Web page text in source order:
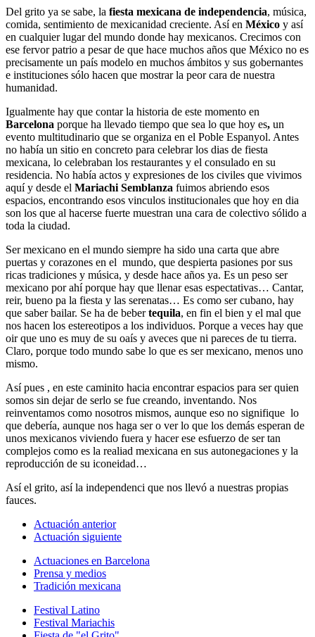
Del grito ya se sabe, la fiesta mexicana de independencia, música,
comida, sentimiento de mexicanidad creciente. Así en México y así
en cualquier lugar del mundo donde hay mexicanos. Crecimos con
ese fervor patrio a pesar de que hace muchos años que México no es
precisamente un país modelo en muchos ámbitos y sus gobernantes
e instituciones sólo hacen que mostrar la peor cara de nuestra
humanidad.
Igualmente hay que contar la historia de este momento en
Barcelona porque ha llevado tiempo que sea lo que hoy es, un
evento multitudinario que se organiza en el Poble Espanyol. Antes
no había un sitio en concreto para celebrar los dias de fiesta
mexicana, lo celebraban los restaurantes y el consulado en su
residencia. No había actos y expresiones de los civiles que vivimos
aquí y desde el Mariachi Semblanza fuimos abriendo esos
espacios, encontrando esos vinculos institucionales que hoy en dia
son los que al hacerse fuerte muestran una cara de colectivo sólido a
toda la ciudad.
Ser mexicano en el mundo siempre ha sido una carta que abre
puertas y corazones en el mundo, que despierta pasiones por sus
ricas tradiciones y música, y desde hace años ya. Es un peso ser
mexicano por ahí porque hay que llenar esas espectativas… Cantar,
reir, bueno pa la fiesta y las serenatas… Es como ser cubano, hay
que saber bailar. Se ha de bebertequila, en fin el bien y el mal que
nos hacen los estereotipos a los individuos. Porque a veces hay que
oir que uno es muy de su oaís y aveces que ni pareces de tu tierra.
Claro, porque todo mundo sabe lo que es ser mexicano, menos uno
mismo.
Así pues , en este caminito hacia encontrar espacios para ser quien
somos sin dejar de serlo se fue creando, inventando. Nos
reinventamos como nosotros mismos, aunque eso no signifique lo
que debería, aunque nos haga ser o ver lo que los demás esperan de
unos mexicanos viviendo fuera y hacer ese esfuerzo de ser tan
complejos como es la realiad mexicana en sus autonegaciones y la
reproducción de su iconeidad…
Así el grito, así la independenci que nos llevó a nuestras propias
fauces.
Actuación anterior
Actuación siguiente
Actuaciones en Barcelona
Prensa y medios
Tradición mexicana
Festival Latino
Festival Mariachis